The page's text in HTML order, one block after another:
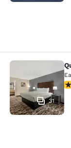
Quality
31